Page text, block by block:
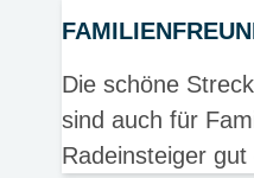
Die schöne
sind auch für
Radeinsteiger gut